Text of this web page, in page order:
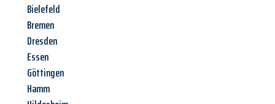
Bielefeld
Bremen
Dresden
Essen
Göttingen
Hamm